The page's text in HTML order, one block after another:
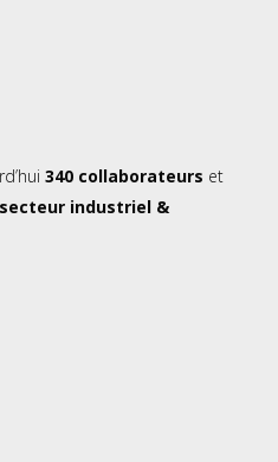
340 collaborateurs et
industriel &